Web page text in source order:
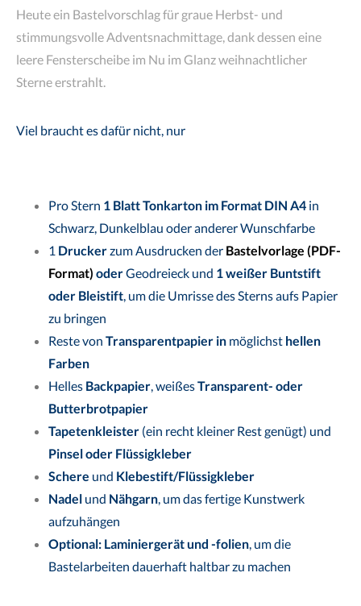
Heute ein Bastelvorschlag für graue Herbst- und
stimmungsvolle Adventsnachmittage, dank dessen eine
leere Fensterscheibe im Nu im Glanz weihnachtlicher
Sterne erstrahlt.
Viel braucht es dafür nicht, nur
Pro Stern 1 Blatt Tonkarton im Format DIN A4 in
Schwarz, Dunkelblau oder anderer Wunschfarbe
1 Druckerzum Ausdrucken der Bastelvorlage (PDF-
Format) oderGeodreieck und 1 weißer Buntstift
oder Bleistift, um die Umrisse des Sterns aufs Papier
zu bringen
Reste von Transparentpapier in möglichst hellen
Farben
Helles Backpapier, weißesTransparent- oder
Butterbrotpapier
Tapetenkleister (ein recht kleiner Rest genügt) und
Pinsel oder Flüssigkleber
Schere und Klebestift/Flüssigkleber
Nadel und Nähgarn, um das fertige Kunstwerk
aufzuhängen
Optional: Laminiergerät und -folien, um die
Bastelarbeiten dauerhaft haltbar zu machen